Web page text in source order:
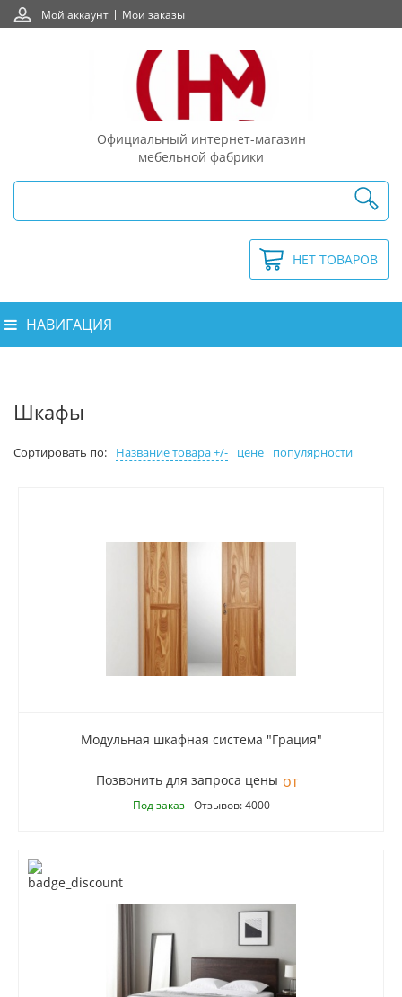
Мой аккаунт Мои заказы
Официальный интернет-магазин
мебельной фабрики
НЕТ ТОВАРОВ
НАВИГАЦИЯ
Шкафы
Сортировать по: Название товара +/- цене популярности
Модульная шкафная система "Грация"
Позвонить для запроса цены
Под заказ Отзывов: 4000